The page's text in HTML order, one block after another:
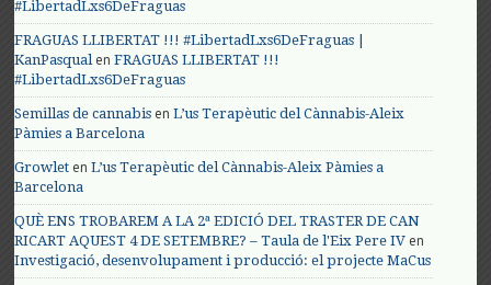
#LibertadLxs6DeFraguas
FRAGUAS LLIBERTAT !!! #LibertadLxs6DeFraguas |
KanPasqualenFRAGUAS LLIBERTAT !!!
#LibertadLxs6DeFraguas
Semillas de cannabis enL’us Terapèutic del Cànnabis-Aleix
Pàmies a Barcelona
Growlet enL’us Terapèutic del Cànnabis-Aleix Pàmies a
Barcelona
QUÈ ENS TROBAREM A LA 2ª EDICIÓ DEL TRASTER DE CAN
RICART AQUEST 4 DE SETEMBRE? – Taula de l'Eix Pere IV en
Investigació, desenvolupament i producció: el projecte MaCus